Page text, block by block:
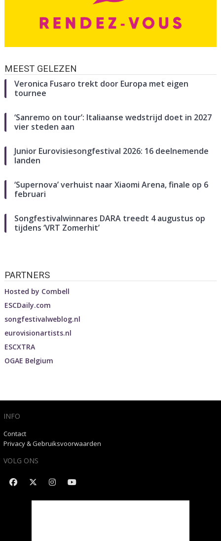
MEEST GELEZEN
Veronica Fusaro trekt door Europa met eigen
tournee
‘Sanremo on tour’: Italiaanse wedstrijd doet in 2027
vier steden aan
Junior Eurovisiesongfestival 2026: 16 deelnemende
landen
‘Supernova’ verhuist naar Xiaomi Arena, finale op 6
februari
Songfestivalwinnares DARA treedt 4 augustus op
tijdens ‘VRT Zomerhit’
PARTNERS
Hosted by Combell
ESCDaily.com
songfestivalweblog.nl
eurovisionartists.nl
ESCXTRA
OGAE Belgium
INFO
Contact
Privacy & Gebruiksvoorwaarden
VOLG ONS